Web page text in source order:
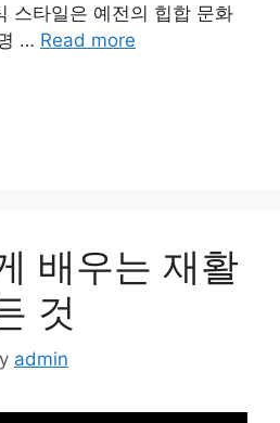
스타일은 예전의 힙합 문화
… Read more
배우는 재활
것
admin